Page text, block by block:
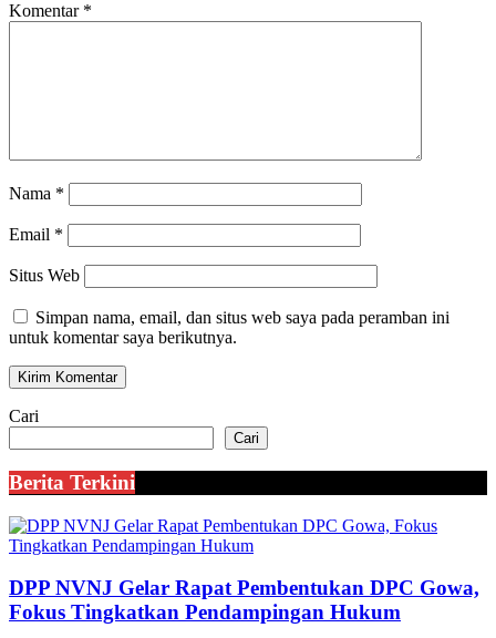
Komentar *
Nama *
Email *
Situs Web
Simpan nama, email, dan situs web saya pada peramban ini
untuk komentar saya berikutnya.
Cari
Cari
Berita Terkini
DPP NVNJ Gelar Rapat Pembentukan DPC Gowa,
Fokus Tingkatkan Pendampingan Hukum